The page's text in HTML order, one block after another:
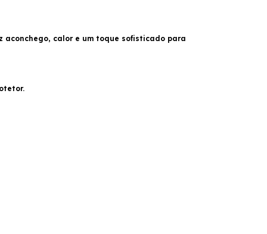
aconchego, calor e um toque sofisticado para